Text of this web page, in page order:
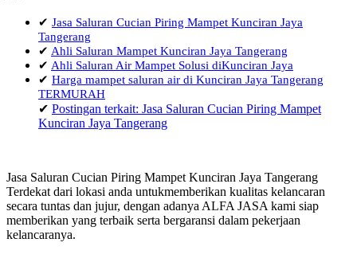
✔ Jasa Saluran Cucian Piring Mampet Kunciran Jaya
Tangerang
✔ Ahli Saluran Mampet Kunciran Jaya Tangerang
✔ Ahli Saluran Air Mampet Solusi diKunciran Jaya
✔ Harga mampet saluran air di Kunciran Jaya Tangerang
TERMURAH
✔ Postingan terkait: Jasa Saluran Cucian Piring Mampet
Kunciran Jaya Tangerang
Jasa Saluran Cucian Piring Mampet Kunciran Jaya Tangerang
Terdekat dari lokasi anda untukmemberikan kualitas kelancaran
secara tuntas dan jujur, dengan adanya ALFA JASA kami siap
memberikan yang terbaik serta bergaransi dalam pekerjaan
kelancaranya.